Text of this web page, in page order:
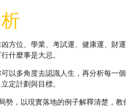
方位、學業、考試運、健康運、財
什麼事是大忌。
以多角度去認識人生，再分析每一
定計劃與目標。
勢，以現實落地的例子解釋清楚，教